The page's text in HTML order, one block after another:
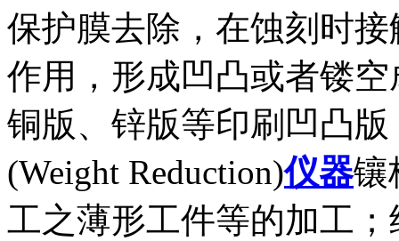
保护膜去除，在蚀刻时
作用，形成凹凸或者镂
铜版、锌版等印刷凹凸
(Weight Reduction)仪器镶
工之薄形工件等的加工